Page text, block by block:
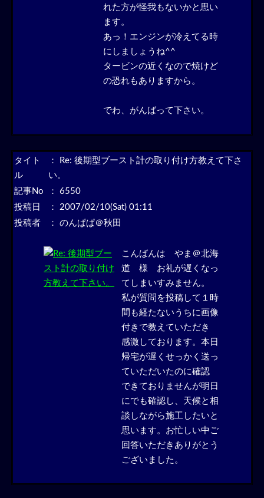
れた方が怪我もないかと思い
ます。
あっ！エンジンが冷えてる時
にしましょうね^^
タービンの近くなので焼けど
の恐れもありますから。
でわ、がんばって下さい。
タイト
ル
：
Re: 後期型ブースト計の取り付け方教えて下さ
い。
記事No
： 6550
投稿日
： 2007/02/10(Sat) 01:11
投稿者
： のんぱぱ＠秋田
こんばんは やま＠北海
道 様 お礼が遅くなっ
てしまいすみません。
私が質問を投稿して１時
間も経たないうちに画像
付きで教えていただき
感激しております。本日
帰宅が遅くせっかく送っ
ていただいたのに確認
できておりませんが明日
にでも確認し、天候と相
談しながら施工したいと
思います。お忙しい中ご
回答いただきありがとう
ございました。